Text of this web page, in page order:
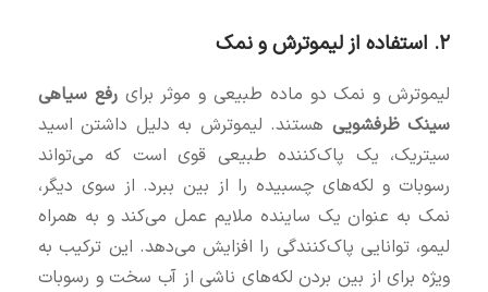
۲. استفاده از لیموترش و نمک
لیموترش و نمک دو ماده طبیعی و موثر برایرفع سیاهی
سینک ظرفشویی هستند. لیموترش به دلیل داشتن اسید
سیتریک، یک پاک‌کننده طبیعی قوی است که می‌تواند
رسوبات و لکه‌های چسبیده را از بین ببرد. از سوی دیگر،
نمک به عنوان یک ساینده ملایم عمل می‌کند و به همراه
لیمو، توانایی پاک‌کنندگی را افزایش می‌دهد. این ترکیب به
ویژه برای از بین بردن لکه‌های ناشی از آب سخت و رسوبات